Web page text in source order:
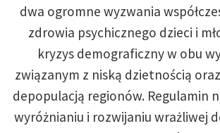
dwa ogromne wyzwania
zdrowia psychicznego dzieci i
kryzys demograficzny w obu
związanym z niską dzietnością
depopulacją regionów. Regulamin
wyróżnianiu i rozwijaniu wrażliwej